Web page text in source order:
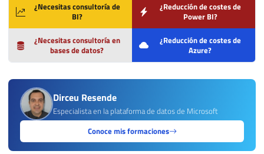
¿Necesitas consultoría de
BI?
¿Reducción de costes de
Power BI?
¿Necesitas consultoría en
bases de datos?
¿Reducción de costes de
Azure?
Dirceu Resende
Especialista en la plataforma de datos de Microsoft
Conoce mis formaciones